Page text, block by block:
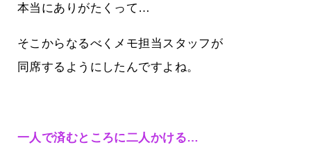
本当にありがたくって…
そこからなるべくメモ担当スタッフが
同席するようにしたんですよね。
一人で済むところに二人かける…